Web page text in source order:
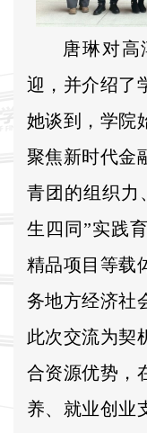
唐琳对高
迎，并介绍了
她谈到，学院
聚焦新时代金
青团的组织力
生四同”实践
精品项目等载
务地方经济社
此次交流为契
合资源优势，
养、就业创业